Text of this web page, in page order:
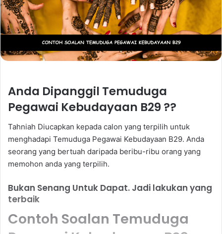
Anda Dipanggil Temuduga
Pegawai Kebudayaan B29 ??
Tahniah Diucapkan kepada calon yang terpilih untuk
menghadapi Temuduga Pegawai Kebudayaan B29. Anda
seorang yang bertuah daripada beribu-ribu orang yang
memohon anda yang terpilih.
Bukan Senang Untuk Dapat. Jadi lakukan yang
terbaik
Contoh Soalan Temuduga